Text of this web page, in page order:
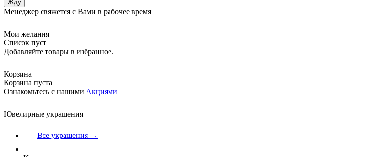
Менеджер свяжется с Вами в рабочее время
Мои желания
Список пуст
Добавляйте товары в избранное.
Корзина
Корзина пуста
Ознакомьтесь с нашими Акциями
Ювелирные украшения
Все украшения →